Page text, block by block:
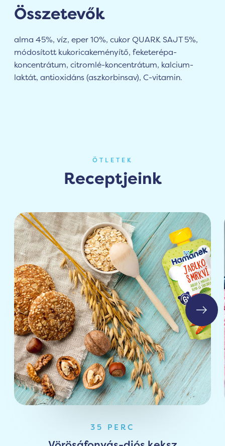
Összetevők
alma 45%, víz, eper 10%, cukor QUARK SAJT 5%,
módosított kukoricakeményítő, feketerépa-
koncentrátum, citromlé-koncentrátum, kalcium-
laktát, antioxidáns (aszkorbinsav), C-vitamin.
ÖTLETEK
Receptjeink
35 PERC